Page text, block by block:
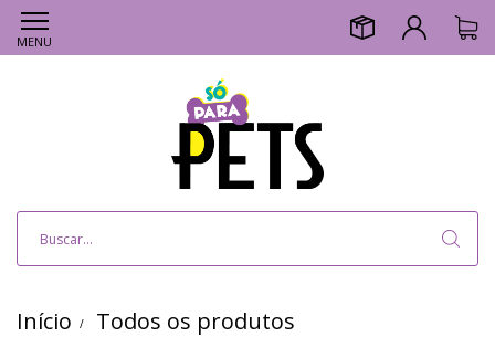
MENU
Início
Todos os produtos